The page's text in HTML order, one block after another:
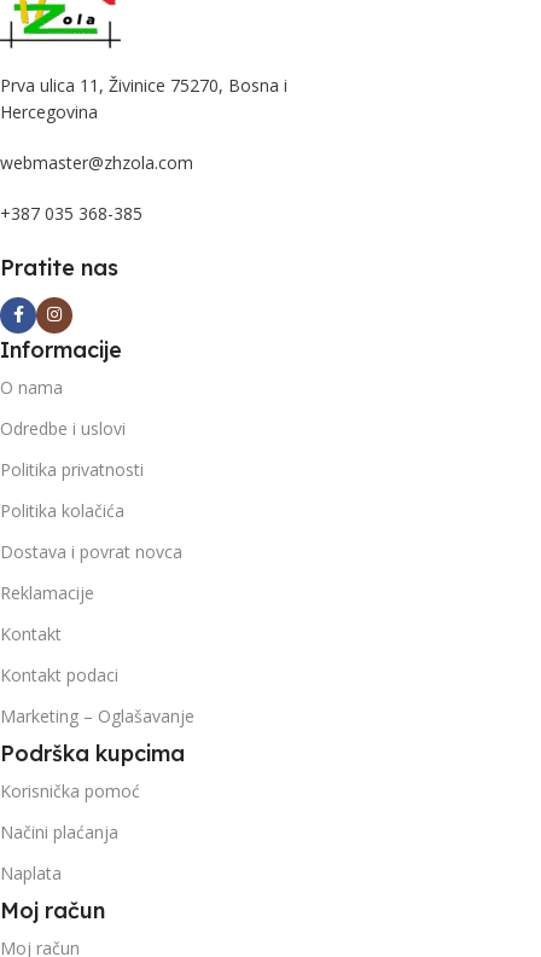
Prva ulica 11, Živinice 75270, Bosna i
Hercegovina
webmaster@zhzola.com
+387 035 368-385
Pratite nas
Informacije
O nama
Odredbe i uslovi
Politika privatnosti
Politika kolačića
Dostava i povrat novca
Reklamacije
Kontakt
Kontakt podaci
Marketing – Oglašavanje
Podrška kupcima
Korisnička pomoć
Načini plaćanja
Naplata
Moj račun
Moj račun